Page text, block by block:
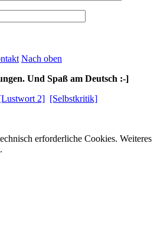
Nach oben
Und Spaß am Deutsch :-]
2] [Selbstkritik]
erforderliche Cookies. Weiteres
.